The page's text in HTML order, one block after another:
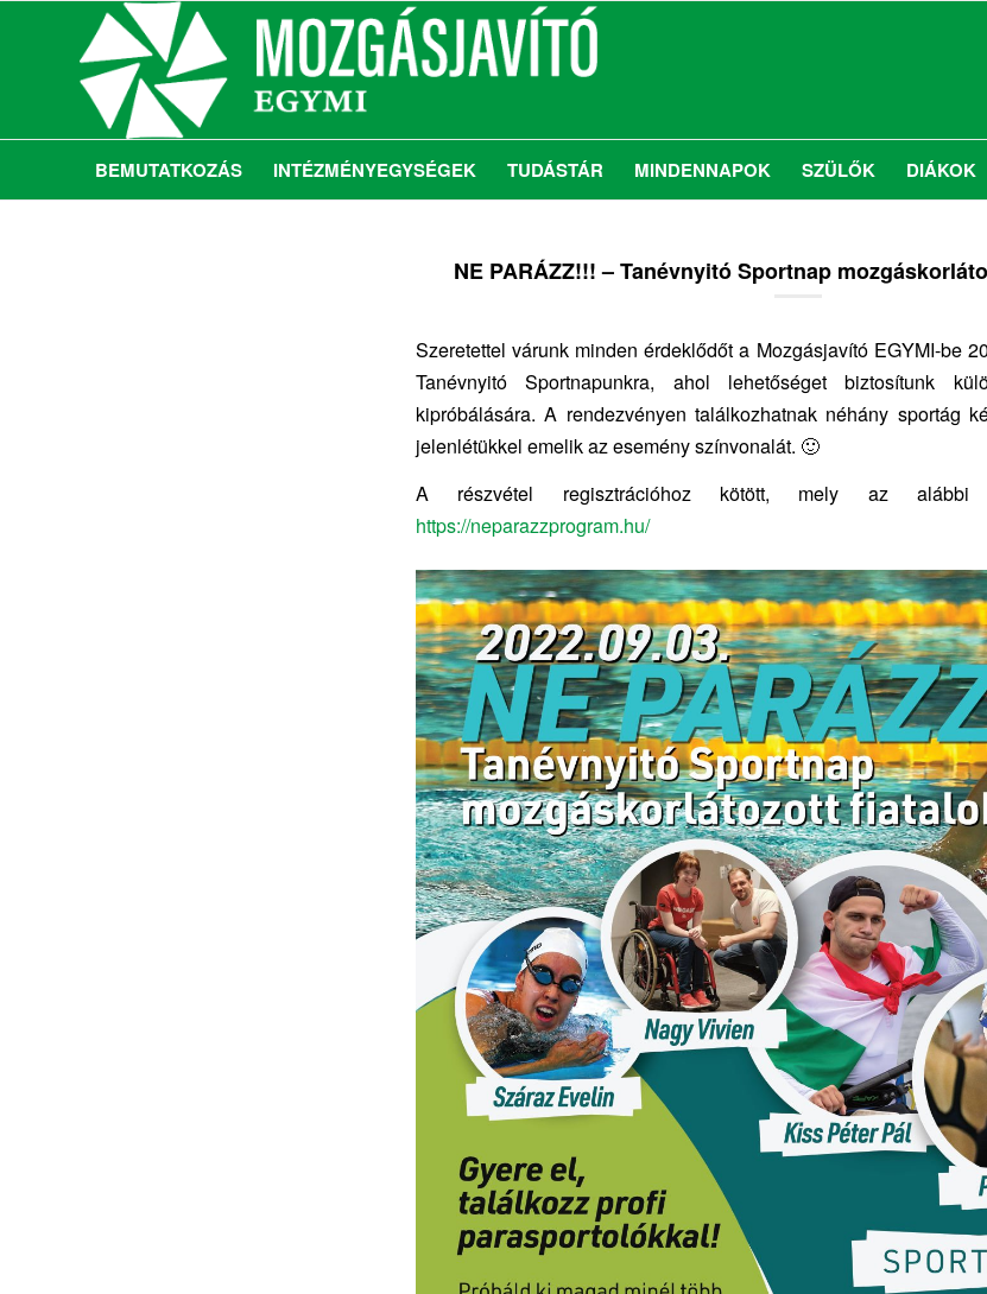
BEMUTATKOZÁS INTÉZMÉNYEGYSÉGEK TUDÁSTÁR MINDENNAPOK SZÜLŐK DIÁKOK
NE PARÁZZ!!! – Tanévnyitó Sportnap
Szeretettel várunk minden érdeklődőt a Mozgásjavító EGYMI-be
Tanévnyitó Sportnapunkra, ahol lehetőséget biztosítunk
kipróbálására. A rendezvényen találkozhatnak néhány sportág
jelenlétükkel emelik az esemény színvonalát. 🙂
A részvétel regisztrációhoz kötött, mely az
https://neparazzprogram.hu/